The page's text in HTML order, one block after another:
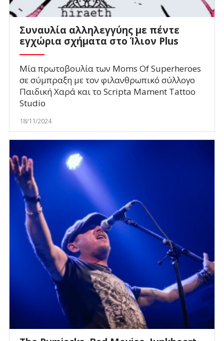
Συναυλία αλληλεγγύης με πέντε
εγχώρια σχήματα στο Ίλιον Plus
Μία πρωτοβουλία των Moms Of Superheroes
σε σύμπραξη με τον φιλανθρωπικό σύλλογο
Παιδική Χαρά και το Scripta Mament Tattoo
Studio
18/11/2024